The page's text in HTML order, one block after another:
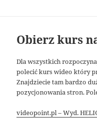
Obierz kurs
Dla wszystkich
polecić kurs wideo który
Znajdziecie tam bardzo
pozycjonowania stron.
videopoint.pl – Wyd.